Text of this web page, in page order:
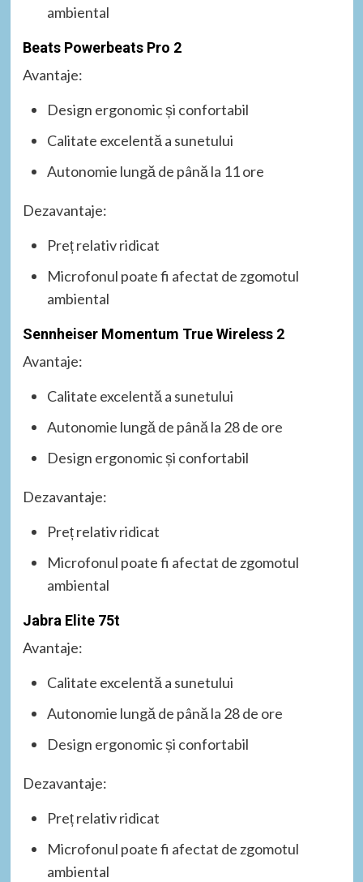
ambiental
Beats Powerbeats Pro 2
Avantaje:
Design ergonomic și confortabil
Calitate excelentă a sunetului
Autonomie lungă de până la 11 ore
Dezavantaje:
Preț relativ ridicat
Microfonul poate fi afectat de zgomotul
ambiental
Sennheiser Momentum True Wireless 2
Avantaje:
Calitate excelentă a sunetului
Autonomie lungă de până la 28 de ore
Design ergonomic și confortabil
Dezavantaje:
Preț relativ ridicat
Microfonul poate fi afectat de zgomotul
ambiental
Jabra Elite 75t
Avantaje:
Calitate excelentă a sunetului
Autonomie lungă de până la 28 de ore
Design ergonomic și confortabil
Dezavantaje:
Preț relativ ridicat
Microfonul poate fi afectat de zgomotul
ambiental